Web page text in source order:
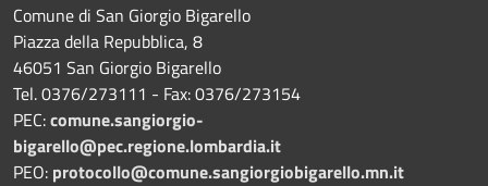
Comune di San Giorgio Bigarello
Piazza della Repubblica, 8
46051 San Giorgio Bigarello
Tel. 0376/273111 - Fax: 0376/273154
PEC:comune.sangiorgio-
bigarello@pec.regione.lombardia.it
PEO: protocollo@comune.sangiorgiobigarello.mn.it